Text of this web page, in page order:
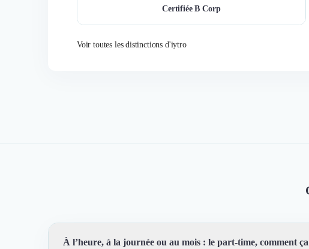
Certifiée B Corp
Voir toutes les distinctions d'iytro
À l’heure, à la journée ou au mois : le part-time, comment